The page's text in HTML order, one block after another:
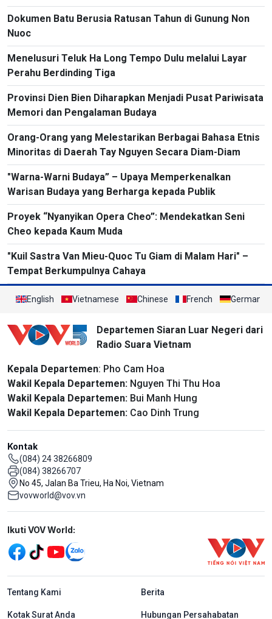
Dokumen Batu Berusia Ratusan Tahun di Gunung Non
Nuoc
Menelusuri Teluk Ha Long Tempo Dulu melalui Layar
Perahu Berdinding Tiga
Provinsi Dien Bien Diharapkan Menjadi Pusat Pariwisata
Memori dan Pengalaman Budaya
Orang-Orang yang Melestarikan Berbagai Bahasa Etnis
Minoritas di Daerah Tay Nguyen Secara Diam-Diam
"Warna-Warni Budaya” – Upaya Memperkenalkan
Warisan Budaya yang Berharga kepada Publik
Proyek “Nyanyikan Opera Cheo”: Mendekatkan Seni
Cheo kepada Kaum Muda
"Kuil Sastra Van Mieu-Quoc Tu Giam di Malam Hari" –
Tempat Berkumpulnya Cahaya
English Vietnamese Chinese French German
Departemen Siaran Luar Negeri dari
Radio Suara Vietnam
Kepala Departemen: Pho Cam Hoa
Wakil Kepala Departemen: Nguyen Thi Thu Hoa
Wakil Kepala Departemen: Bui Manh Hung
Wakil Kepala Departemen: Cao Dinh Trung
Kontak
(084) 24 38266809
(084) 38266707
No 45, Jalan Ba Trieu, Ha Noi, Vietnam
vovworld@vov.vn
Mạng xã hội
Ikuti VOV World:
menu footer tiếng Indo
Tentang Kami Berita
Kotak Surat Anda Hubungan Persahabatan